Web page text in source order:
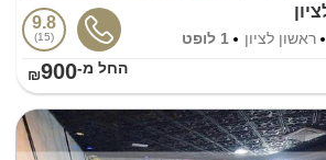
ראשון לציון 1 לופט
9.8
15
החל מ-₪900